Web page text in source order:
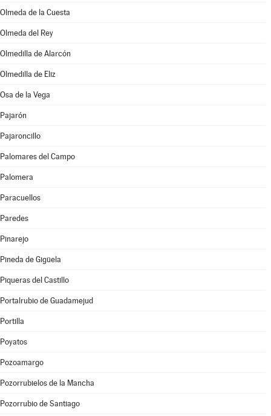
Olmeda de la Cuesta
Olmeda del Rey
Olmedilla de Alarcón
Olmedilla de Eliz
Osa de la Vega
Pajarón
Pajaroncillo
Palomares del Campo
Palomera
Paracuellos
Paredes
Pinarejo
Pineda de Gigüela
Piqueras del Castillo
Portalrubio de Guadamejud
Portilla
Poyatos
Pozoamargo
Pozorrubielos de la Mancha
Pozorrubio de Santiago